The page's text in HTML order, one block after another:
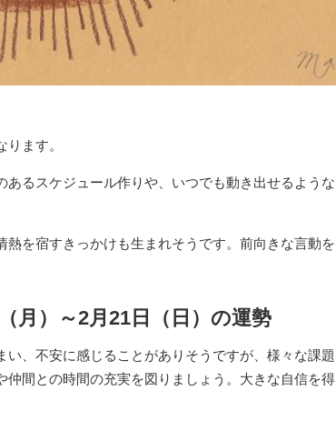
ます。
あるスケジュール作りや、いつでも動き出せるような
熱を宿すきっかけも生まれそうです。前向きな言動を
月）～2月21日（日）の運勢
い、不安に感じることがありそうですが、様々な課題
間との時間の充実を図りましょう。大きな自信を得